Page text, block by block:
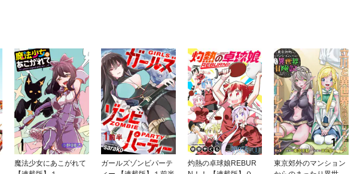
魔法少女にあこがれて
ガールズゾンビパーテ
灼熱の卓球娘REBUR
東京郊外のマンション